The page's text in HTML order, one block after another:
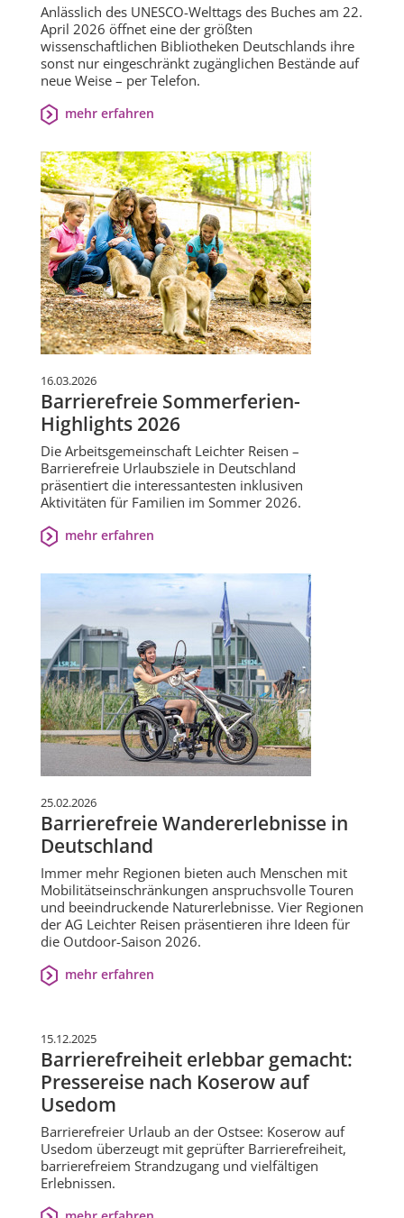
Anlässlich des UNESCO-Welttags des Buches am 22.
April 2026 öffnet eine der größten
wissenschaftlichen Bibliotheken Deutschlands ihre
sonst nur eingeschränkt zugänglichen Bestände auf
neue Weise – per Telefon.
mehr erfahren
16.03.2026
Barrierefreie Sommerferien-
Highlights 2026
Die Arbeitsgemeinschaft Leichter Reisen –
Barrierefreie Urlaubsziele in Deutschland
präsentiert die interessantesten inklusiven
Aktivitäten für Familien im Sommer 2026.
mehr erfahren
25.02.2026
Barrierefreie Wandererlebnisse in
Deutschland
Immer mehr Regionen bieten auch Menschen mit
Mobilitätseinschränkungen anspruchsvolle Touren
und beeindruckende Naturerlebnisse. Vier Regionen
der AG Leichter Reisen präsentieren ihre Ideen für
die Outdoor-Saison 2026.
mehr erfahren
15.12.2025
Barrierefreiheit erlebbar gemacht:
Pressereise nach Koserow auf
Usedom
Barrierefreier Urlaub an der Ostsee: Koserow auf
Usedom überzeugt mit geprüfter Barrierefreiheit,
barrierefreiem Strandzugang und vielfältigen
Erlebnissen.